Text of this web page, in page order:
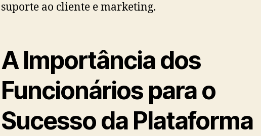
suporte ao cliente e marketing.
A Importância dos
Funcionários para o
Sucesso da Plataforma